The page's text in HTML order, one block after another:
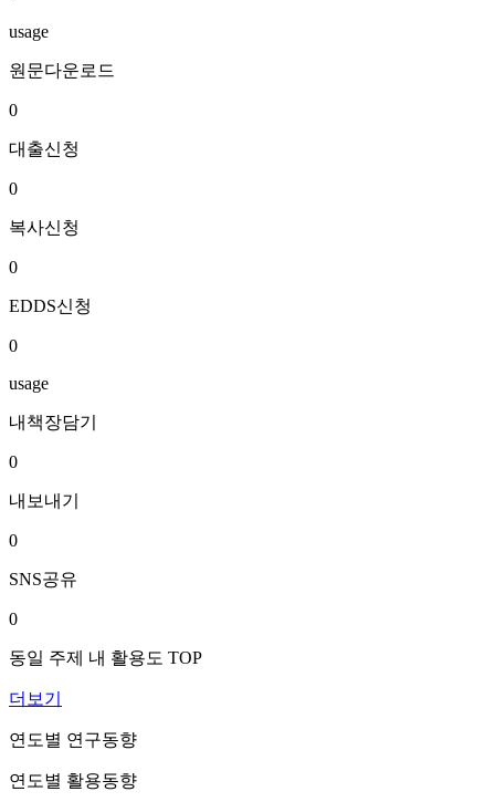
usage
원문다운로드
0
대출신청
0
복사신청
0
EDDS신청
0
usage
내책장담기
0
내보내기
0
SNS공유
0
동일 주제 내 활용도 TOP
더보기
연도별 연구동향
연도별 활용동향